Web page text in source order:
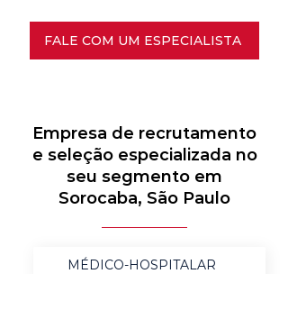
FALE COM UM ESPECIALISTA
Empresa de recrutamento
e seleção especializada no
seu segmento em
Sorocaba, São Paulo
MÉDICO-HOSPITALAR